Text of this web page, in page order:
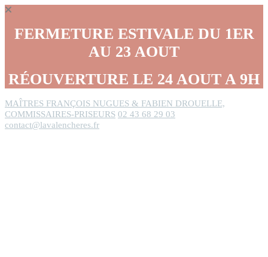
FERMETURE ESTIVALE DU 1ER
AU 23 AOUT
RÉOUVERTURE LE 24 AOUT A 9H
MAÎTRES FRANÇOIS NUGUES & FABIEN DROUELLE,
COMMISSAIRES-PRISEURS 02 43 68 29 03
contact@lavalencheres.fr
Panneau de gestion des cookies